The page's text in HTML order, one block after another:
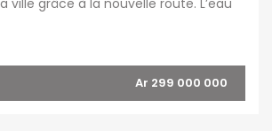
ville grâce à la nouvelle route. L’eau
Ar 299 000 000